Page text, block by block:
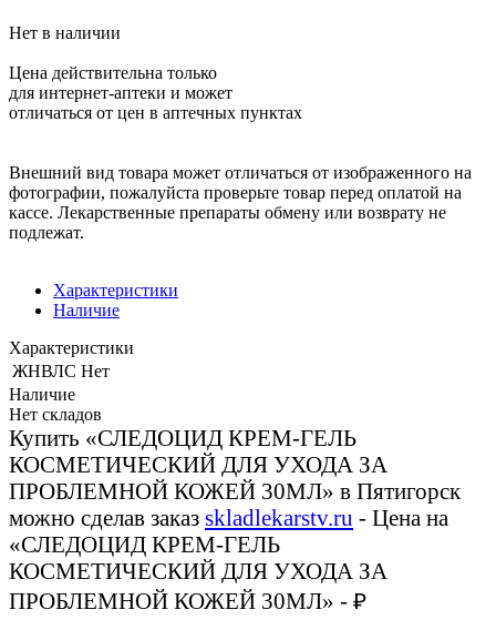
Нет в наличии
Цена действительна только
для интернет-аптеки и может
отличаться от цен в аптечных пунктах
Внешний вид товара может отличаться от изображенного на
фотографии, пожалуйста проверьте товар перед оплатой на
кассе. Лекарственные препараты обмену или возврату не
подлежат.
Характеристики
Наличие
Характеристики
ЖНВЛС Нет
Наличие
Нет складов
Купить «СЛЕДОЦИД КРЕМ-ГЕЛЬ
КОСМЕТИЧЕСКИЙ ДЛЯ УХОДА ЗА
ПРОБЛЕМНОЙ КОЖЕЙ 30МЛ» в Пятигорск
можно сделав заказ skladlekarstv.ru - Цена на
«СЛЕДОЦИД КРЕМ-ГЕЛЬ
КОСМЕТИЧЕСКИЙ ДЛЯ УХОДА ЗА
ПРОБЛЕМНОЙ КОЖЕЙ 30МЛ» - ₽